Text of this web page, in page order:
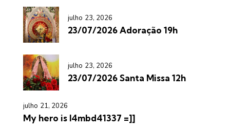
julho 23, 2026
23/07/2026 Adoração 19h
julho 23, 2026
23/07/2026 Santa Missa 12h
julho 21, 2026
My hero is l4mbd41337 =]]